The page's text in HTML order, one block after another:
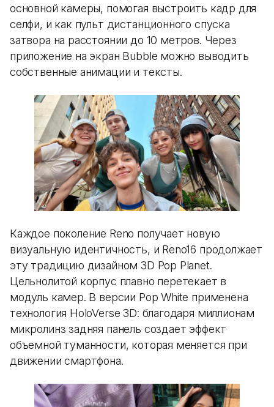
основной камеры, помогая выстроить кадр для
селфи, и как пульт дистанционного спуска
затвора на расстоянии до 10 метров. Через
приложение на экран Bubble можно выводить
собственные анимации и тексты.
Каждое поколение Reno получает новую
визуальную идентичность, и Reno16 продолжает
эту традицию дизайном 3D Pop Planet.
Цельнолитой корпус плавно перетекает в
модуль камер. В версии Pop White применена
технология HoloVerse 3D: благодаря миллионам
микролинз задняя панель создает эффект
объемной туманности, которая меняется при
движении смартфона.